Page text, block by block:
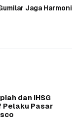
Jaga Harmoni
dan IHSG
Pelaku Pasar